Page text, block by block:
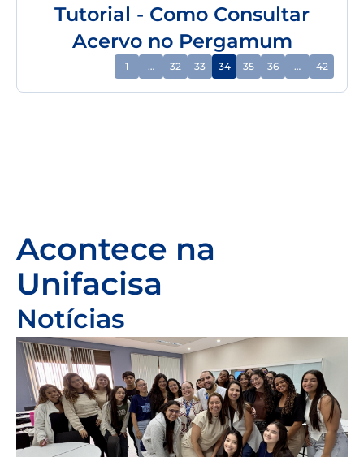
Tutorial - Como Consultar
Acervo no Pergamum
1 … 32 33 34 35 36 … 42
Acontece na
Unifacisa
Notícias